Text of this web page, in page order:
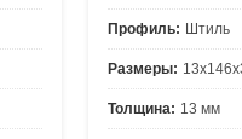
Профиль: Штиль
Размеры:
Толщина: 13 мм